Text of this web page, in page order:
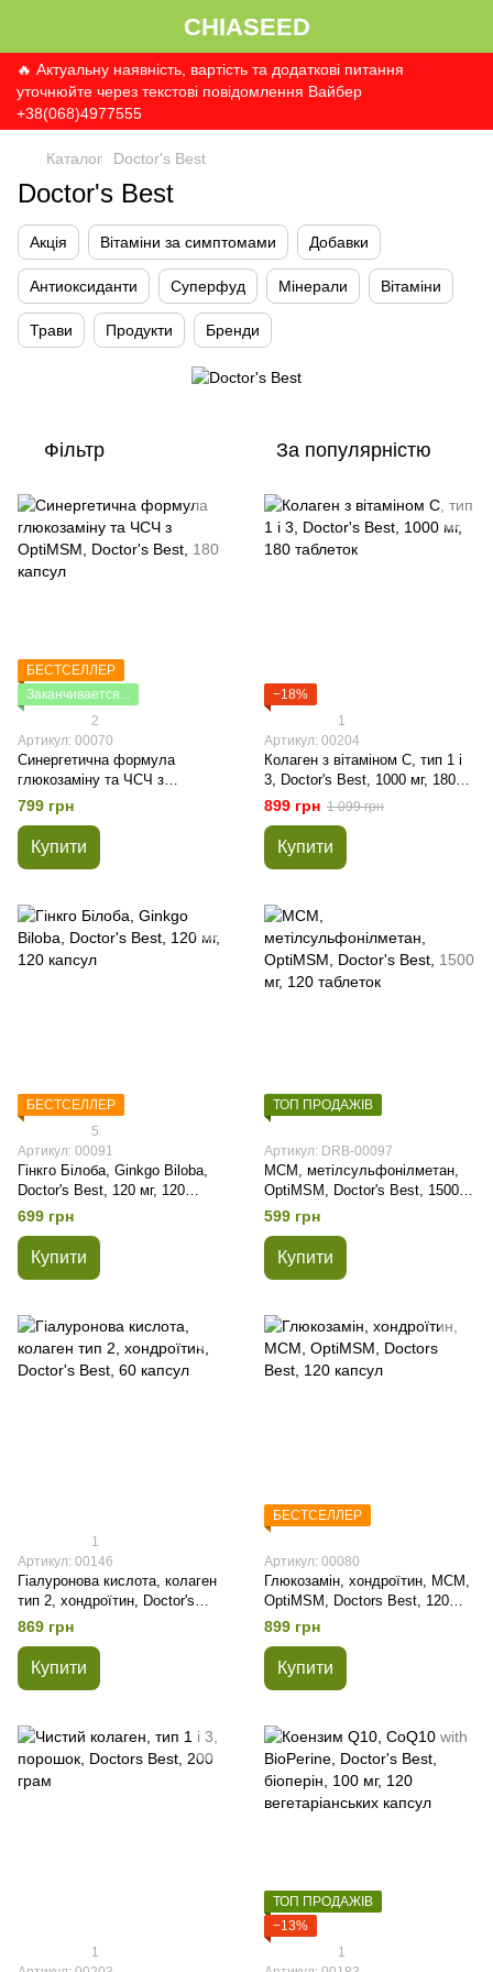
CHIASEED
🔥 Актуальну наявність, вартість та додаткові питання
уточнюйте через текстові повідомлення Вайбер
+38(068)4977555
Каталог Doctor's Best
Doctor's Best
Акція Вітаміни за симптомами Добавки
Антиоксиданти Суперфуд Мінерали Вітаміни
Трави Продукти Бренди
Фільтр За популярністю
БЕСТСЕЛЛЕР
Заканчивается...
2
Артикул: 00070
Синергетична формула
глюкозаміну та ЧСЧ з
OptiMSM, Doctor's Best, 180
капсул
799 грн
Купити
−18%
1
Артикул: 00204
Колаген з вітаміном С, тип 1 і
3, Doctor's Best, 1000 мг, 180
таблеток
899 грн 1 099 грн
Купити
БЕСТСЕЛЛЕР
5
Артикул: 00091
Гінкго Білоба, Ginkgo Biloba,
Doctor's Best, 120 мг, 120
капсул
699 грн
Купити
ТОП ПРОДАЖІВ
Артикул: DRB-00097
МСМ, метілсульфонілметан,
OptiMSM, Doctor's Best, 1500
мг, 120 таблеток
599 грн
Купити
1
Артикул: 00146
Гіалуронова кислота, колаген
тип 2, хондроїтин, Doctor's
Best, 60 капсул
869 грн
Купити
БЕСТСЕЛЛЕР
Артикул: 00080
Глюкозамін, хондроїтин, МСМ,
OptiMSM, Doctors Best, 120
капсул
899 грн
Купити
1
ТОП ПРОДАЖІВ
−13%
1